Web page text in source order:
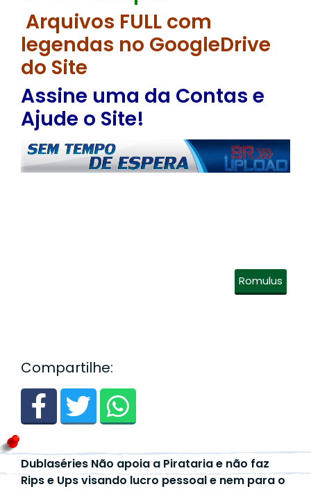
Arquivos FULL com
legendas no GoogleDrive
do Site
Assine uma da Contas e
Ajude o Site!
Romulus
Compartilhe:
Dublaséries Não apoia a Pirataria e não faz
Rips e Ups visando lucro pessoal e nem para o